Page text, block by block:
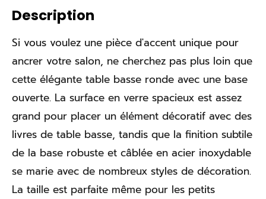
Description
Si vous voulez une pièce d'accent unique pour
ancrer votre salon, ne cherchez pas plus loin que
cette élégante table basse ronde avec une base
ouverte. La surface en verre spacieux est assez
grand pour placer un élément décoratif avec des
livres de table basse, tandis que la finition subtile
de la base robuste et câblée en acier inoxydable
se marie avec de nombreux styles de décoration.
La taille est parfaite même pour les petits